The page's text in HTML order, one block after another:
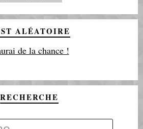
ALÉATOIRE
de la chance !
RECHERCHE